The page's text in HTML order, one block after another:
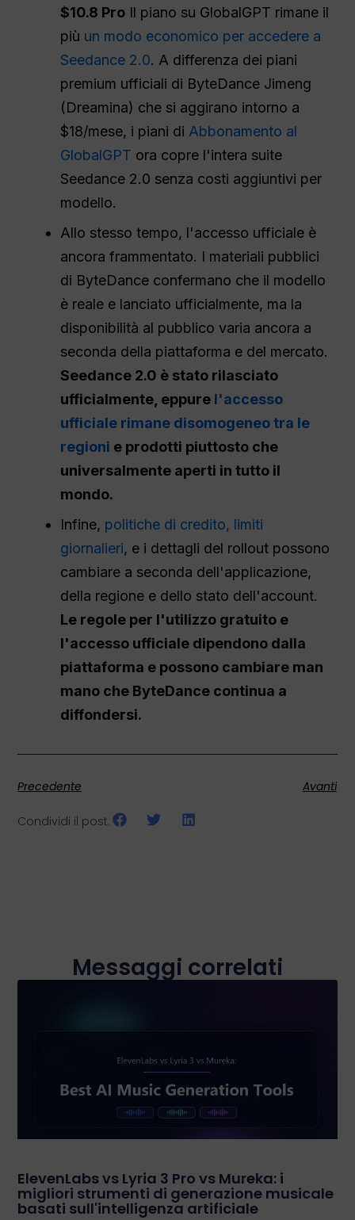
$10.8 Pro Il piano su GlobalGPT rimane il
più un modo economico per accedere a
Seedance 2.0. A differenza dei piani
premium ufficiali di ByteDance Jimeng
(Dreamina) che si aggirano intorno a
$18/mese, i piani di Abbonamento al
GlobalGPT ora copre l'intera suite
Seedance 2.0 senza costi aggiuntivi per
modello.
Allo stesso tempo, l'accesso ufficiale è
ancora frammentato. I materiali pubblici
di ByteDance confermano che il modello
è reale e lanciato ufficialmente, ma la
disponibilità al pubblico varia ancora a
seconda della piattaforma e del mercato.
Seedance 2.0 è stato rilasciato
ufficialmente, eppure l'accesso
ufficiale rimane disomogeneo tra le
regioni e prodotti piuttosto che
universalmente aperti in tutto il
mondo.
Infine, politiche di credito, limiti
giornalieri, e i dettagli del rollout possono
cambiare a seconda dell'applicazione,
della regione e dello stato dell'account.
Le regole per l'utilizzo gratuito e
l'accesso ufficiale dipendono dalla
piattaforma e possono cambiare man
mano che ByteDance continua a
diffondersi.
Precedente Avanti
Condividi il post:
Messaggi correlati
ElevenLabs vs Lyria 3 Pro vs Mureka: i
migliori strumenti di generazione musicale
basati sull'intelligenza artificiale